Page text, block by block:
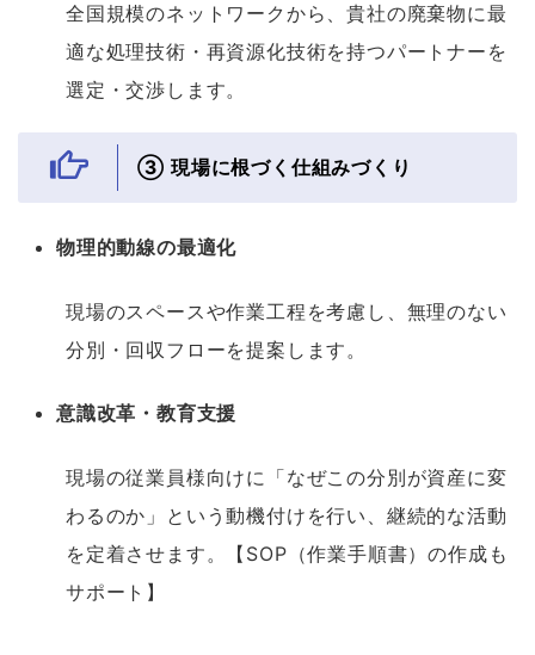
全国規模のネットワークから、貴社の廃棄物に最
適な処理技術・再資源化技術を持つパートナーを
選定・交渉します。
③ 現場に根づく仕組みづくり
物理的動線の最適化
現場のスペースや作業工程を考慮し、無理のない
分別・回収フローを提案します。
意識改革・教育支援
現場の従業員様向けに「なぜこの分別が資産に変
わるのか」という動機付けを行い、継続的な活動
を定着させます。【SOP（作業手順書）の作成も
サポート】